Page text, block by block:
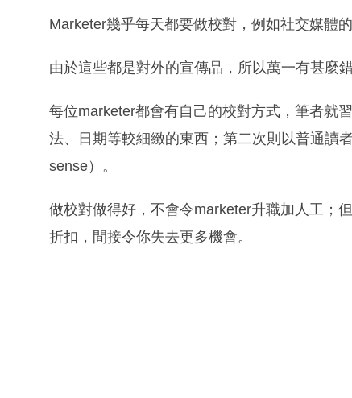
Marketer幾乎每天都要做校對，例如社交媒體
由於這些都是對外的宣傳品，所以萬一有甚麼
每位marketer都會有自己的校對方式，筆者就
法、日期等較細緻的東西；第二次則以普通讀
sense）。
做校對做得好，不會令marketer升職加人工；
折扣，間接令你失去更多機會。